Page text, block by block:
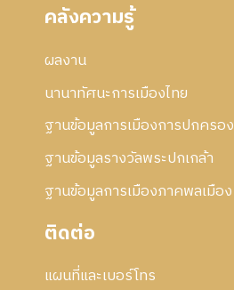
คลังความรู้
ผลงาน
นานาทัศนะการเมืองไทย
ฐานข้อมูลการเมืองการปกครอง
ฐานข้อมูลรางวัลพระปกเกล้า
ฐานข้อมูลการเมืองภาคพลเมือง
ติดต่อ
แผนที่และเบอร์โทร